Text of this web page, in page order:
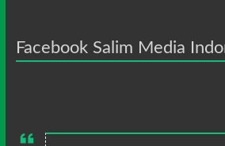
Facebook Salim Media